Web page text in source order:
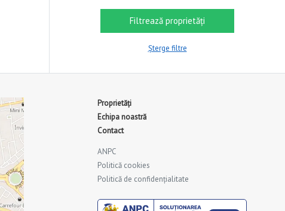
Șterge filtre
Proprietăți
Echipa noastră
Contact
ANPC
Politică cookies
Politică de confidențialitate